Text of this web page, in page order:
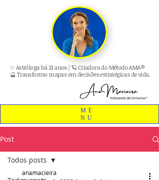
ME
NU
✨ Astróloga há 21 anos | 🪐 Criadora do Método AMA®
🔮 Transformo mapas em decisões estratégicas de vida.
Post
Todos posts
anamacieira